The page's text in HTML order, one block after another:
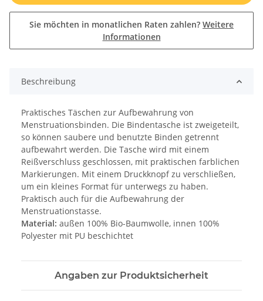
Sie möchten in monatlichen Raten zahlen? Weitere
Informationen
Beschreibung
Praktisches Täschen zur Aufbewahrung von
Menstruationsbinden. Die Bindentasche ist zweigeteilt,
so können saubere und benutzte Binden getrennt
aufbewahrt werden. Die Tasche wird mit einem
Reißverschluss geschlossen, mit praktischen farblichen
Markierungen. Mit einem Druckknopf zu verschließen,
um ein kleines Format für unterwegs zu haben.
Praktisch auch für die Aufbewahrung der
Menstruationstasse.
Material: außen 100% Bio-Baumwolle, innen 100%
Polyester mit PU beschichtet
Angaben zur Produktsicherheit